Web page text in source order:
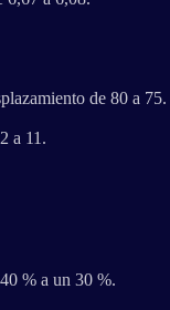
de 80 a 75.
a 11.
% a un 30 %.